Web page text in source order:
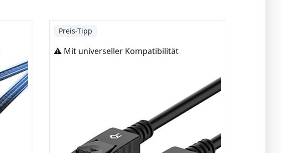
Preis-Tipp
⚠️ Mit universeller Kompatibilität